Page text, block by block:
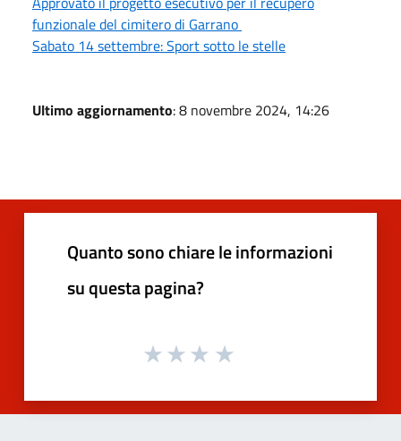
funzionale del cimitero di Garrano
Sabato 14 settembre: Sport sotto le stelle
Ultimo aggiornamento: 8 novembre 2024, 14:26
Quanto sono chiare le informazioni
su questa pagina?